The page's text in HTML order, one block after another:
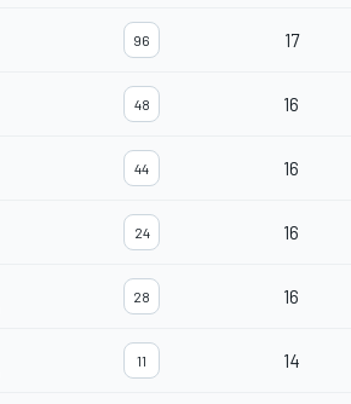
96 17
48 16
44 16
24 16
28 16
11 14